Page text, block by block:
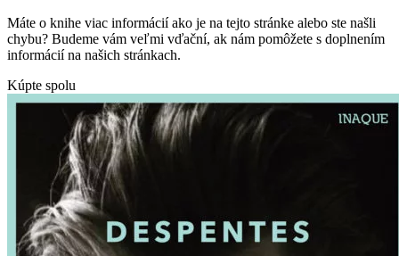
Máte o knihe viac informácií ako je na tejto stránke alebo ste našli
chybu? Budeme vám veľmi vďační, ak nám pomôžete s doplnením
informácií na našich stránkach.
Kúpte spolu